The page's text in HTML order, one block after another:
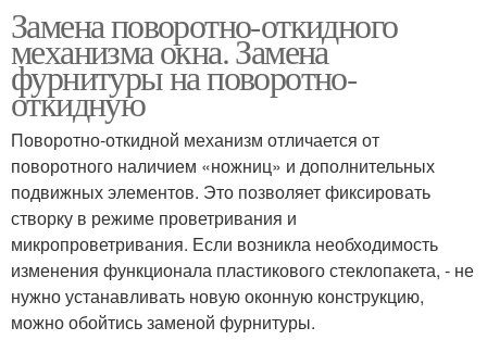
Замена поворотно-откидного
механизма окна. Замена
фурнитуры на поворотно-
откидную
Поворотно-откидной механизм отличается от
поворотного наличием «ножниц» и дополнительных
подвижных элементов. Это позволяет фиксировать
створку в режиме проветривания и
микропроветривания. Если возникла необходимость
изменения функционала пластикового стеклопакета, - не
нужно устанавливать новую оконную конструкцию,
можно обойтись заменой фурнитуры.